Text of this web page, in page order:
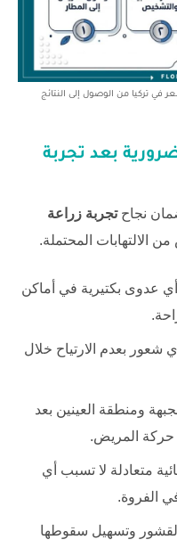
في تركيا من الوصول إلى النتائج
بعد تجربة
نجاحتجربة زراعة
الالتهابات المحتملة.
عدوى بكتيرية في أماكن
شعور بعدم الارتياح خلال
ومنطقة العينين بعد
حركة المريض.
متعادلة لا تسبب أي
الفروة.
وتسهيل سقوطها